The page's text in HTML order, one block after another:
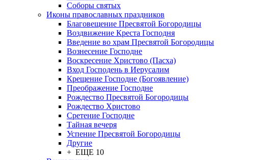
Соборы святых
Иконы православных праздников
Благовещение Пресвятой Богородицы
Воздвижение Креста Господня
Введение во храм Пресвятой Богородицы
Вознесение Господне
Воскресение Христово (Пасха)
Вход Господень в Иерусалим
Крещение Господне (Богоявление)
Преображение Господне
Рождество Пресвятой Богородицы
Рождество Христово
Сретение Господне
Тайная вечеря
Успение Пресвятой Богородицы
Другие
+ ЕЩЕ 10